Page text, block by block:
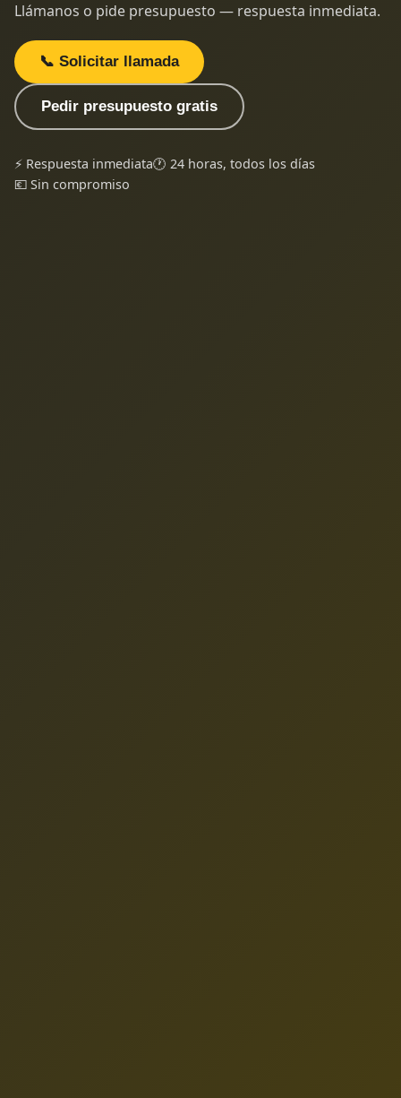
Llámanos o pide presupuesto — respuesta inmediata.
📞 Solicitar llamada
Pedir presupuesto gratis
⚡ Respuesta inmediata🕐 24 horas, todos los días
💶 Sin compromiso